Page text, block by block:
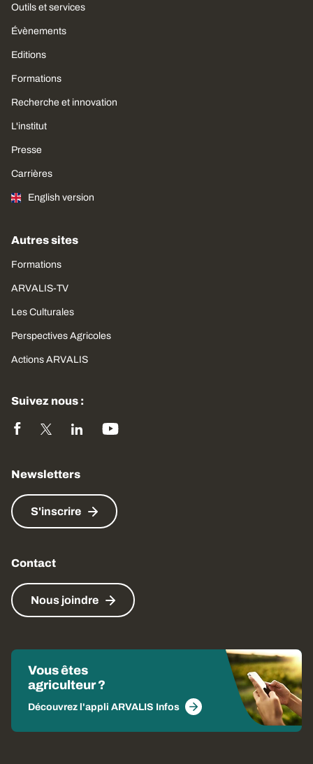
Outils et services
Évènements
Editions
Formations
Recherche et innovation
L'institut
Presse
Carrières
English version
Autres sites
Formations
ARVALIS-TV
Les Culturales
Perspectives Agricoles
Actions ARVALIS
Suivez nous :
Newsletters
S'inscrire
Contact
Nous joindre
Vous êtes
agriculteur ?
Découvrez l'appli ARVALIS Infos